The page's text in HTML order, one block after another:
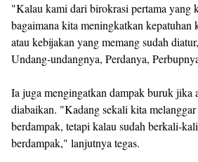
"Kalau kami dari birokrasi pertama yang
bagaimana kita meningkatkan
atau kebijakan yang memang sudah
Undang-undangnya, Perdanya,
Ia juga mengingatkan dampak buruk jika
diabaikan. "Kadang sekali kita
berdampak, tetapi kalau sudah berkali-
berdampak," lanjutnya tegas.